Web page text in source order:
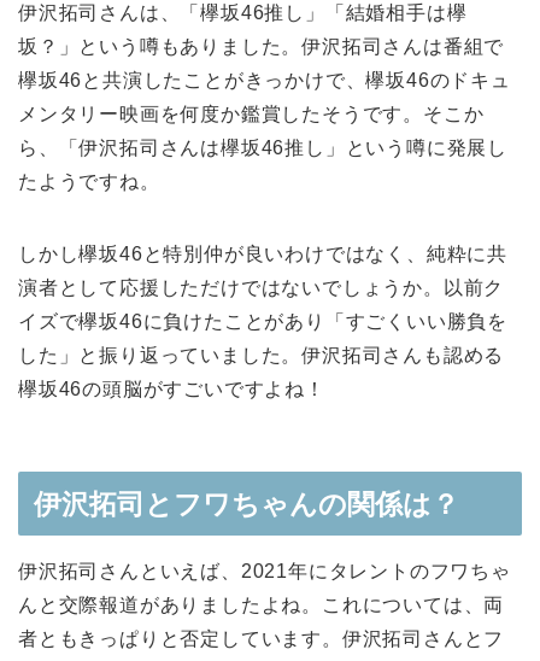
伊沢拓司さんは、「欅坂46推し」「結婚相手は欅
坂？」という噂もありました。伊沢拓司さんは番組で
欅坂46と共演したことがきっかけで、欅坂46のドキュ
メンタリー映画を何度か鑑賞したそうです。そこか
ら、「伊沢拓司さんは欅坂46推し」という噂に発展し
たようですね。
しかし欅坂46と特別仲が良いわけではなく、純粋に共
演者として応援しただけではないでしょうか。以前ク
イズで欅坂46に負けたことがあり「すごくいい勝負を
した」と振り返っていました。伊沢拓司さんも認める
欅坂46の頭脳がすごいですよね！
伊沢拓司とフワちゃんの関係は？
伊沢拓司さんといえば、2021年にタレントのフワちゃ
んと交際報道がありましたよね。これについては、両
者ともきっぱりと否定しています。伊沢拓司さんとフ